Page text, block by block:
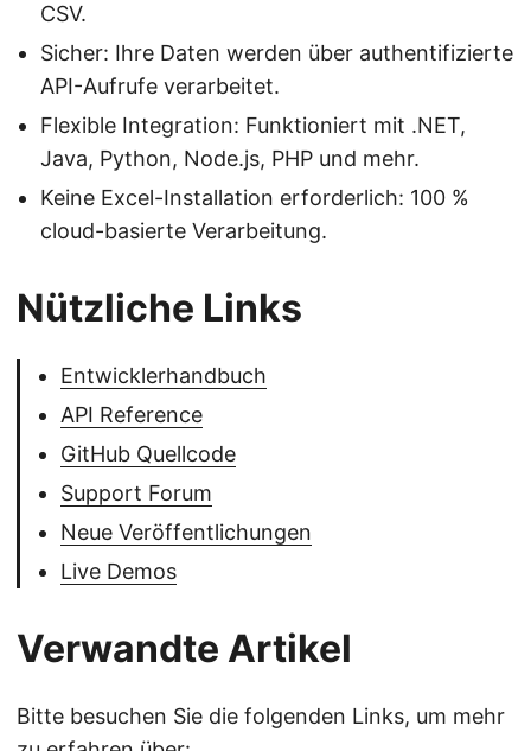
CSV.
Sicher: Ihre Daten werden über authentifizierte
API-Aufrufe verarbeitet.
Flexible Integration: Funktioniert mit .NET,
Java, Python, Node.js, PHP und mehr.
Keine Excel-Installation erforderlich: 100 %
cloud-basierte Verarbeitung.
Nützliche Links
Entwicklerhandbuch
API Reference
GitHub Quellcode
Support Forum
Neue Veröffentlichungen
Live Demos
Verwandte Artikel
Bitte besuchen Sie die folgenden Links, um mehr